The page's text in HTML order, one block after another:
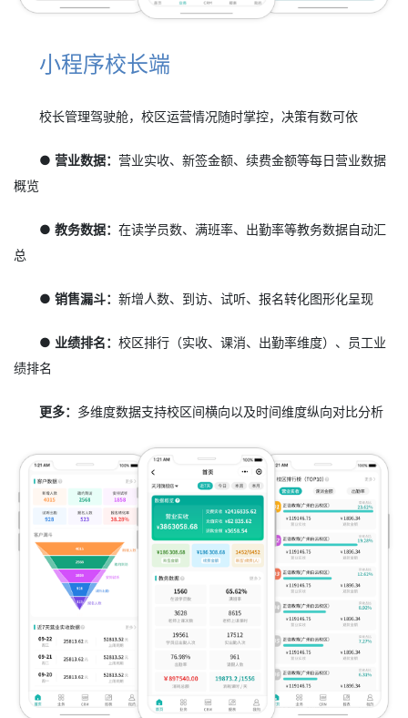
小程序校长端
校长管理驾驶舱，校区运营情况随时掌控，决策有数可依
● 营业数据：营业实收、新签金额、续费金额等每日营业数据
概览
● 教务数据：在读学员数、满班率、出勤率等教务数据自动汇
总
● 销售漏斗：新增人数、到访、试听、报名转化图形化呈现
● 业绩排名：校区排行（实收、课消、出勤率维度）、员工业
绩排名
更多： 多维度数据支持校区间横向以及时间维度纵向对比分析